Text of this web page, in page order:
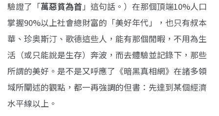
驗證了「萬惡貧為首」這句話。）在那個頂端10%人口
掌握90%以上社會總財富的「美好年代」，也只有叔本
華、珍奥斯汀、歌德這些人，能有那個閒暇，不用為生
活（或只能說是生存）奔波，而去體驗並記錄下，那些
所謂的美好。是不是又呼應了《暗黑真相網》在諸多領
域所闡述的觀點，都一再強調的但書：先達到某個經濟
水平線以上。